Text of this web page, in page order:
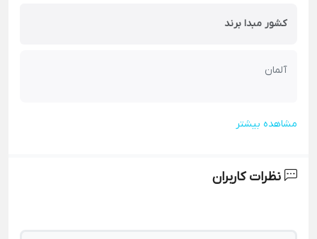
کشور مبدا برند
آلمان
مشاهده بیشتر
نظرات کاربران